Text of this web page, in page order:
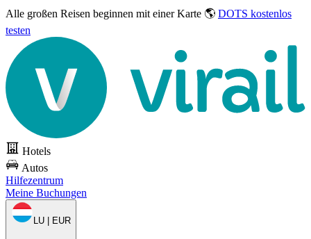
Alle großen Reisen beginnen mit einer Karte 🌎 DOTS kostenlos
testen
Hotels
Autos
Hilfezentrum
Meine Buchungen
LU | EUR